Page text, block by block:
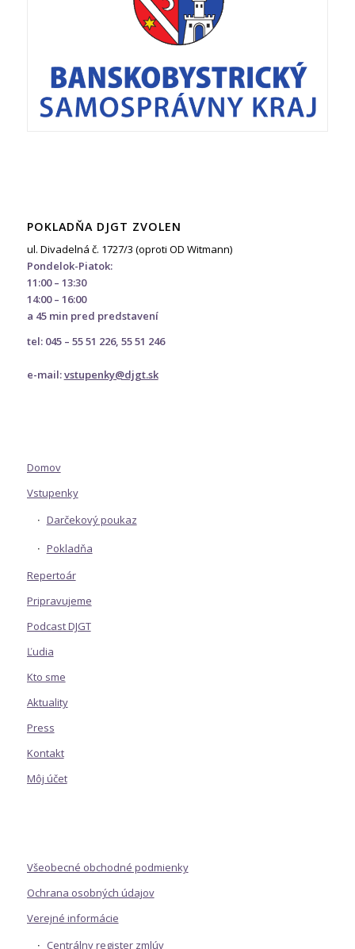
POKLADŇA DJGT ZVOLEN
ul. Divadelná č. 1727/3 (oproti OD Witmann)
Pondelok-Piatok:
11:00 – 13:30
14:00 – 16:00
a 45 min pred predstavení
tel: 045 – 55 51 226, 55 51 246
e-mail:vstupenky@djgt.sk
Domov
Vstupenky
Darčekový poukaz
Pokladňa
Repertoár
Pripravujeme
Podcast DJGT
Ľudia
Kto sme
Aktuality
Press
Kontakt
Môj účet
Všeobecné obchodné podmienky
Ochrana osobných údajov
Verejné informácie
Centrálny register zmlúv